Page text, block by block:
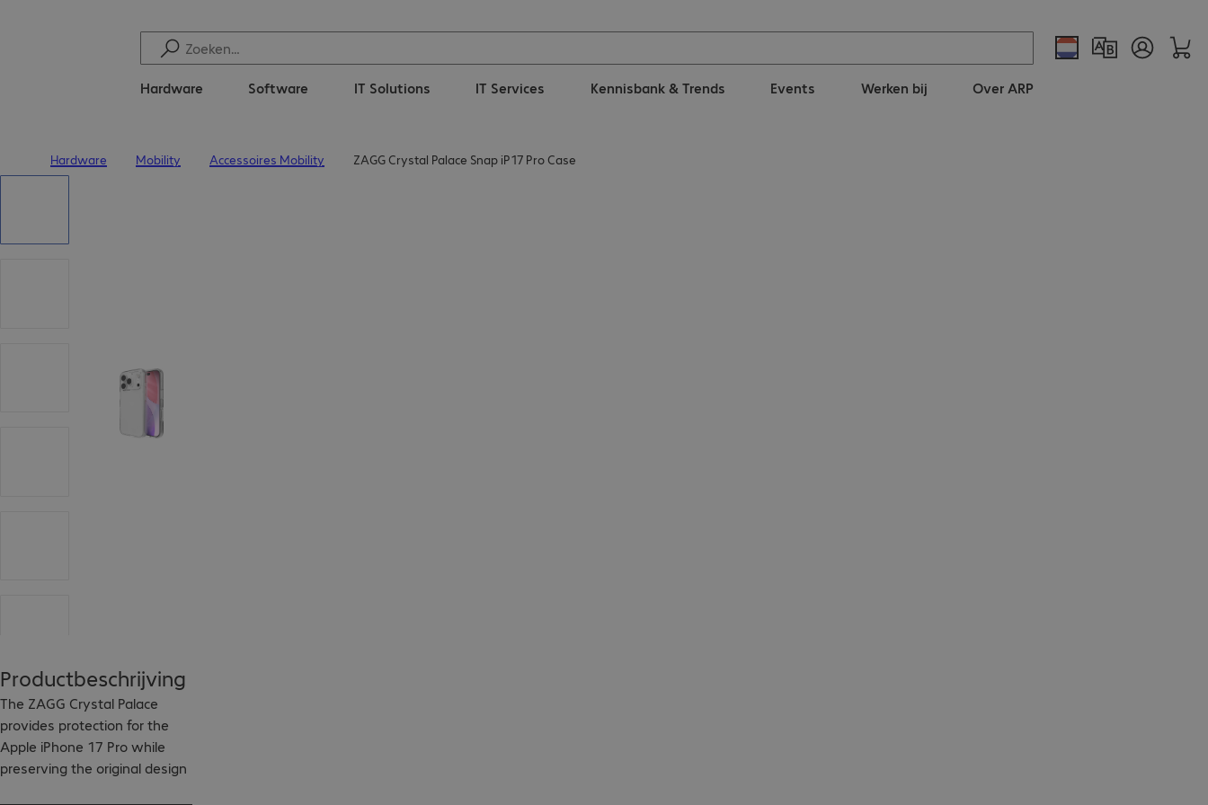
Hardware Software IT Solutions IT Services Kennisbank & Trends Events Werken bij Over ARP
Hardware Mobility Accessoires Mobility ZAGG Crystal Palace Snap iP17 Pro Case
Productbeschrijving
The ZAGG Crystal Palace
provides protection for the
Apple iPhone 17 Pro while
preserving the original design